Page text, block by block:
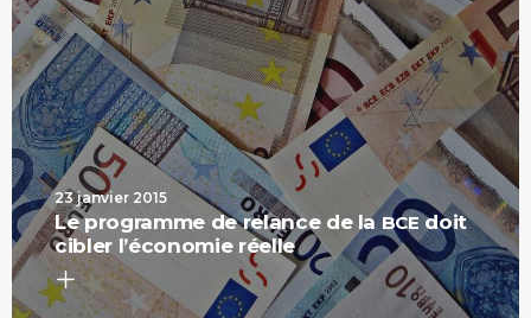
23 janvier 2015
Le programme de relance de la BCE doit
cibler l’économie réelle